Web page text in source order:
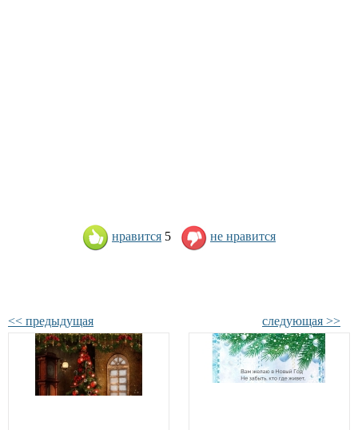
нравится 5 не нравится
<< предыдущая следующая >>